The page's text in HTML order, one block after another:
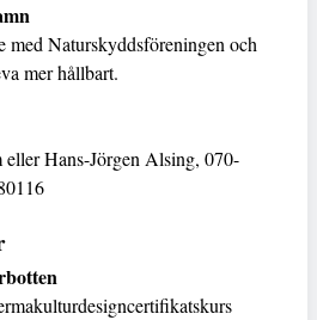
med Naturskyddsföreningen och
mer hållbart.
Hans-Jörgen Alsing, 070-